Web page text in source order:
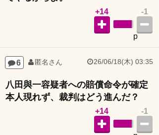
-1
p
+14
6 匿名さん 26/06/18(木) 03:35
八田與一容疑者への賠償命令が確定
本人現れず、裁判はどう進んだ？
-1
p
+14